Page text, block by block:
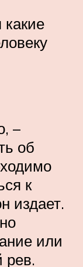
–
об
к
издает.
или
рев.